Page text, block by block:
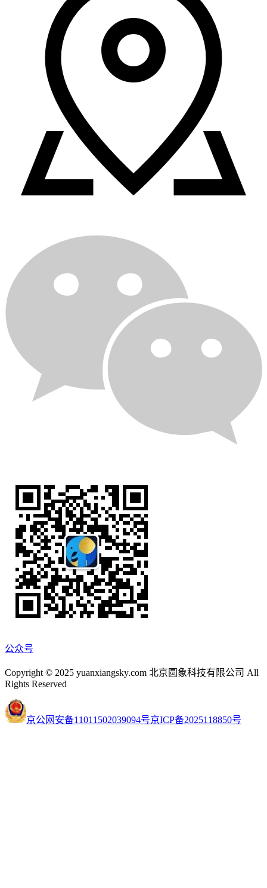
公众号
Copyright © 2025 yuanxiangsky.com 北京圆象科技有限公司 All
Rights Reserved
京公网安备11011502039094号京ICP备2025118850号